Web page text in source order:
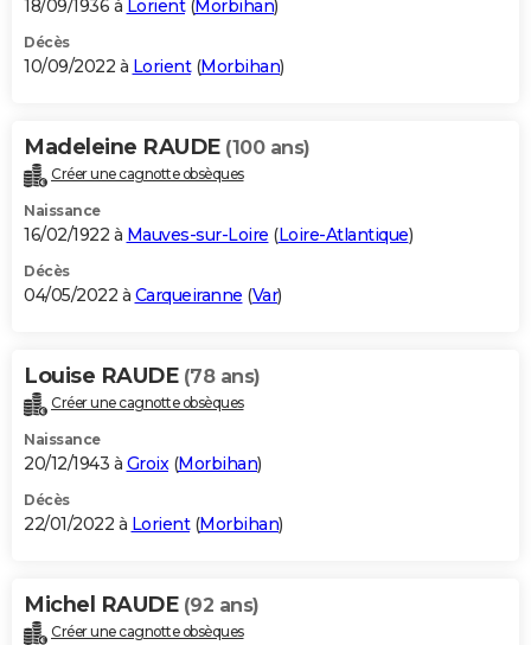
18/09/1936 à Lorient(Morbihan)
Décès
10/09/2022 à Lorient(Morbihan)
Madeleine RAUDE (100 ans)
Créer une cagnotte obsèques
Naissance
16/02/1922 à Mauves-sur-Loire (Loire-Atlantique)
Décès
04/05/2022 à Carqueiranne (Var)
Louise RAUDE (78 ans)
Créer une cagnotte obsèques
Naissance
20/12/1943 à Groix(Morbihan)
Décès
22/01/2022 à Lorient(Morbihan)
Michel RAUDE (92 ans)
Créer une cagnotte obsèques